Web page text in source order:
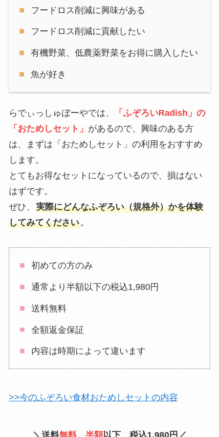
フードロス削減に興味がある
フードロス削減に貢献したい
有機野菜、低農薬野菜をお得に購入したい
魚が好き
らでぃっしゅぼーやでは、
「ふぞろいRadish」の
「おためしセット」 があるので、興味のある方
は、
まずは「おためしセット」の利用をおすすめ
します。
とても お得なセット になっているので、損はない
はずです。
ぜひ、 実際にどんなふぞろい（規格外）かを体験
してみてください。
初めての方のみ
通常より半額以下の税込1,980円
送料無料
全額返金保証
内容は時期によって違います
>>今のふぞろい食材おためしセットの内容